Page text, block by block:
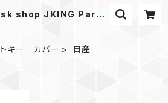
shop JKING Parac
キー カバー 日産